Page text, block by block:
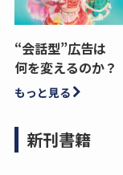
“会話型”広告は
何を変えるのか？
もっと見る
新刊書籍